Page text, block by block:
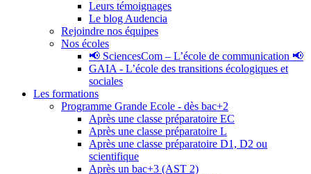
Leurs témoignages
Le blog Audencia
Rejoindre nos équipes
Nos écoles
📢 SciencesCom – L’école de communication 📢
GAIA - L’école des transitions écologiques et
sociales
Les formations
Programme Grande Ecole - dès bac+2
Après une classe préparatoire EC
Après une classe préparatoire L
Après une classe préparatoire D1, D2 ou
scientifique
Après un bac+3 (AST 2)